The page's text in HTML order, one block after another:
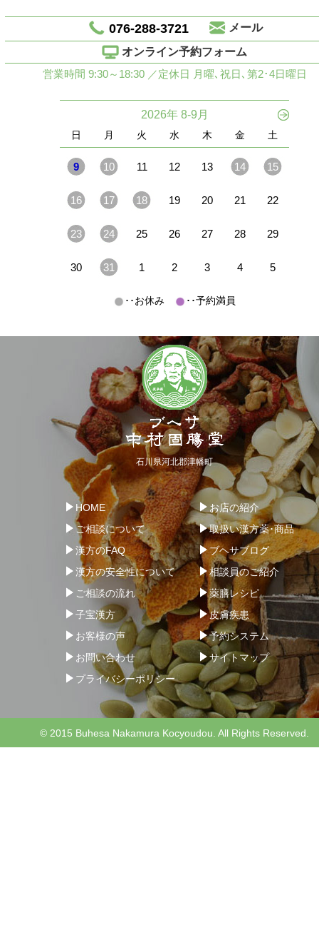
076-288-3721
メール
オンライン予約フォーム
営業時間 9:30～18:30 ／定休日 月曜､祝日､第2･4日曜日
2026年 8-9月
日 月 火 水 木 金 土
9 10 11 12 13 14 15
16 17 18 19 20 21 22
23 24 25 26 27 28 29
30 31 1 2 3 4 5
･･お休み ･･予約満員
石川県河北郡津幡町
HOME
お店の紹介
ご相談について
取扱い漢方薬･商品
漢方のFAQ
ブヘサブログ
漢方の安全性について
相談員のご紹介
ご相談の流れ
薬膳レシピ
子宝漢方
皮膚疾患
お客様の声
予約システム
お問い合わせ
サイトマップ
プライバシーポリシー
© 2015 Buhesa Nakamura Kocyoudou. All Rights Reserved.